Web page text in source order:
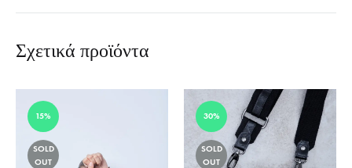
Σχετικά προϊόντα
15%
SOLD
OUT
30%
SOLD
OUT